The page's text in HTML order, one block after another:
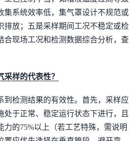
集系统效率低，集气罩设计不规范或
排放；五是采样期间工况不稳定或检
合现场工况和检测数据综合分析，查
样的代表性？
到检测结果的有效性。首先，采样应
处于正常、稳定运行状态下进行，且
力的75%以上（若工艺特殊，需说明